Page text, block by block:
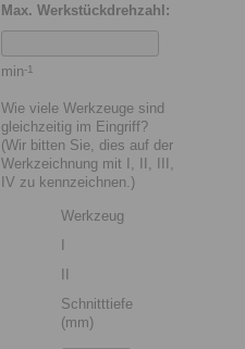
Max. Werkstückdrehzahl:
min-1
Wie viele Werkzeuge sind
gleichzeitig im Eingriff?
(Wir bitten Sie, dies auf der
Werkzeichnung mit I, II, III,
IV zu kennzeichnen.)
Werkzeug
Schnitttiefe
(mm)